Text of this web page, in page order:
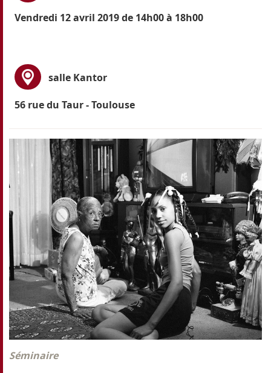
Vendredi 12 avril 2019 de 14h00 à 18h00
salle Kantor
56 rue du Taur - Toulouse
Séminaire